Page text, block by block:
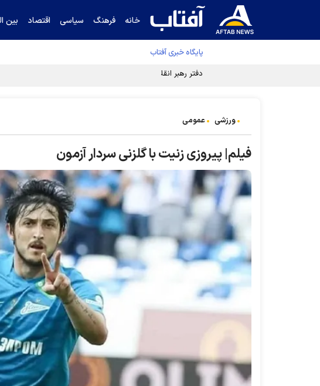
خانه فرهنگ سیاسی اقتصاد بین
پایگاه خبری آفتاب
دفتر رهبر انقلاب ادعای خرازی درباره پزشکیان را تکذیب کرد
ورزشی عمومی
فیلم| پیروزی زنیت با گلزنی سردار آزمون